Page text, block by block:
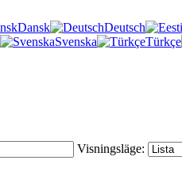
Dansk Deutsch
Svenska Türkçe
Visningsläge: